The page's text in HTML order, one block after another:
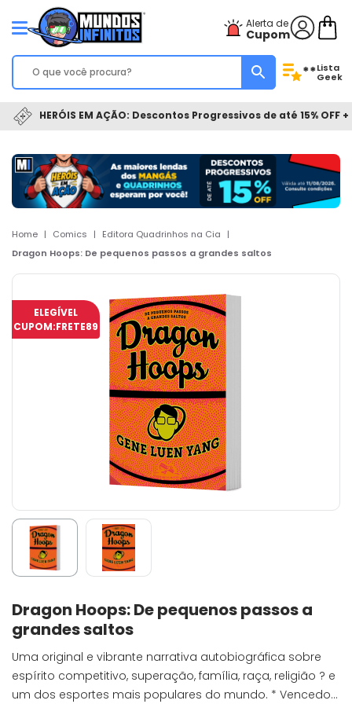
Alerta de
Cupom
**Lista
Geek
HERÓIS EM AÇÃO: Descontos Progressivos de até 15% OFF
Home | Comics | Editora Quadrinhos na Cia
|
Dragon Hoops: De pequenos passos a grandes saltos
ELEGÍVEL
CUPOM:FRETE89
Dragon Hoops: De pequenos passos a
grandes saltos
Uma original e vibrante narrativa autobiográfica sobre
espírito competitivo, superação, família, raça, religião ? e
um dos esportes mais populares do mundo. * Vencedor